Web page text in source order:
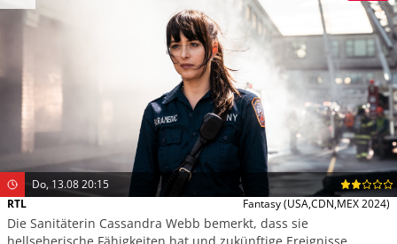
Do, 13.08 20:15
RTL
Fantasy(USA,CDN,MEX 2024)
Die Sanitäterin Cassandra Webb bemerkt, dass sie